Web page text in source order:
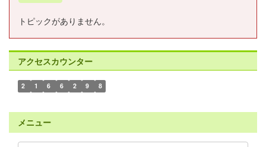
トピックがありません。
アクセスカウンター
2 1 6 6 2 9 8
メニュー